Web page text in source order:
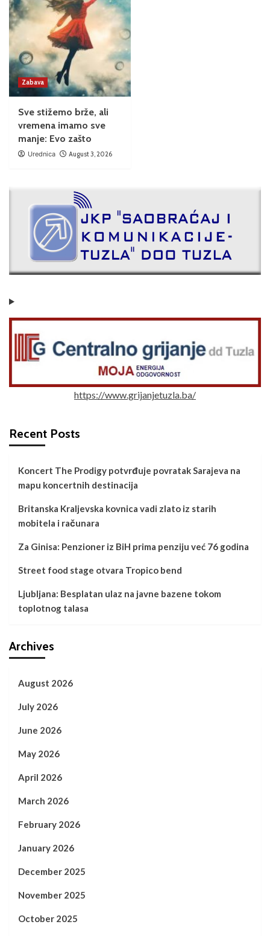
Zabava
Sve stižemo brže, ali
vremena imamo sve
manje: Evo zašto
Urednica August 3, 2026
https://www.grijanjetuzla.ba/
Recent Posts
Koncert The Prodigy potvrđuje povratak Sarajeva na
mapu koncertnih destinacija
Britanska Kraljevska kovnica vadi zlato iz starih
mobitela i računara
Za Ginisa: Penzioner iz BiH prima penziju već 76 godina
Street food stage otvara Tropico bend
Ljubljana: Besplatan ulaz na javne bazene tokom
toplotnog talasa
Archives
August 2026
July 2026
June 2026
May 2026
April 2026
March 2026
February 2026
January 2026
December 2025
November 2025
October 2025